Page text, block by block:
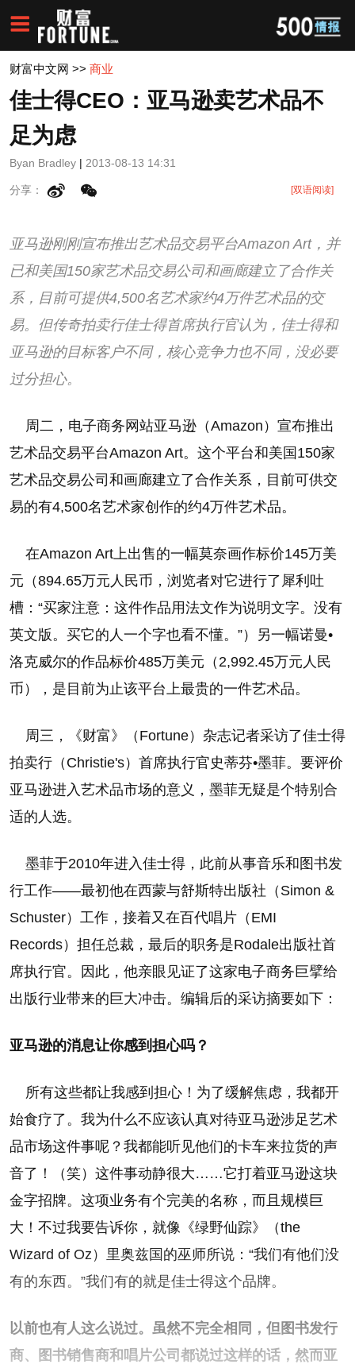
财富中文网 >> 商业
佳士得CEO：亚马逊卖艺术品不
足为虑
Byan Bradley | 2013-08-13 14:31
分享： [双语阅读]
亚马逊刚刚宣布推出艺术品交易平台Amazon Art，并
已和美国150家艺术品交易公司和画廊建立了合作关
系，目前可提供4,500名艺术家约4万件艺术品的交
易。但传奇拍卖行佳士得首席执行官认为，佳士得和
亚马逊的目标客户不同，核心竞争力也不同，没必要
过分担心。
周二，电子商务网站亚马逊（Amazon）宣布推出
艺术品交易平台Amazon Art。这个平台和美国150家
艺术品交易公司和画廊建立了合作关系，目前可供交
易的有4,500名艺术家创作的约4万件艺术品。
在Amazon Art上出售的一幅莫奈画作标价145万美
元（894.65万元人民币，浏览者对它进行了犀利吐
槽：“买家注意：这件作品用法文作为说明文字。没有
英文版。买它的人一个字也看不懂。”）另一幅诺曼•
洛克威尔的作品标价485万美元（2,992.45万元人民
币），是目前为止该平台上最贵的一件艺术品。
周三，《财富》（Fortune）杂志记者采访了佳士得
拍卖行（Christie's）首席执行官史蒂芬•墨菲。要评价
亚马逊进入艺术品市场的意义，墨菲无疑是个特别合
适的人选。
墨菲于2010年进入佳士得，此前从事音乐和图书发
行工作——最初他在西蒙与舒斯特出版社（Simon &
Schuster）工作，接着又在百代唱片（EMI
Records）担任总裁，最后的职务是Rodale出版社首
席执行官。因此，他亲眼见证了这家电子商务巨擘给
出版行业带来的巨大冲击。编辑后的采访摘要如下：
亚马逊的消息让你感到担心吗？
所有这些都让我感到担心！为了缓解焦虑，我都开
始食疗了。我为什么不应该认真对待亚马逊涉足艺术
品市场这件事呢？我都能听见他们的卡车来拉货的声
音了！（笑）这件事动静很大……它打着亚马逊这块
金字招牌。这项业务有个完美的名称，而且规模巨
大！不过我要告诉你，就像《绿野仙踪》（the
Wizard of Oz）里奥兹国的巫师所说：“我们有他们没
有的东西。”我们有的就是佳士得这个品牌。
以前也有人这么说过。虽然不完全相同，但图书发行
商、图书销售商和唱片公司都说过这样的话，然而亚